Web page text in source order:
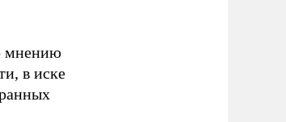
мнению
в иске